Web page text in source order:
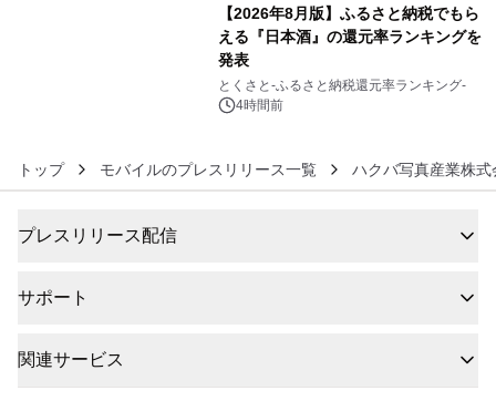
【2026年8月版】ふるさと納税でもら
える『日本酒』の還元率ランキングを
発表
とくさと-ふるさと納税還元率ランキング-
4時間前
トップ モバイルのプレスリリース一覧 ハクバ写真産業株式
プレスリリース配信
サポート
関連サービス